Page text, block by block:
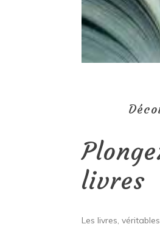
livres
Les livres,